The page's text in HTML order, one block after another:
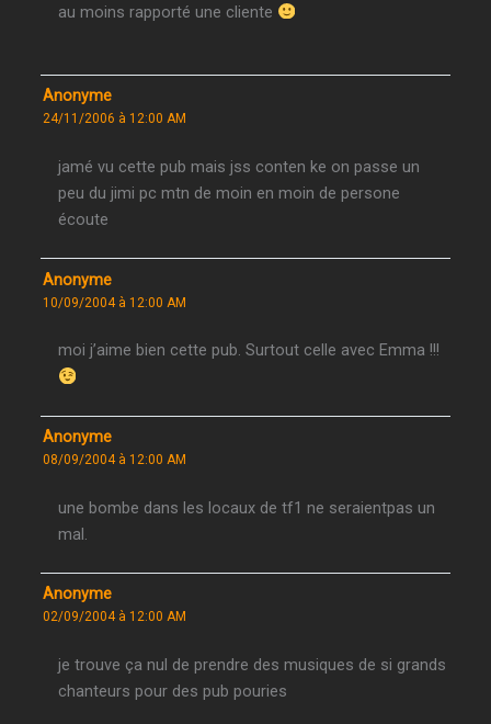
au moins rapporté une cliente
Anonyme
24/11/2006 à 12:00 AM
jamé vu cette pub mais jss conten ke on passe un
peu du jimi pc mtn de moin en moin de persone
écoute
Anonyme
10/09/2004 à 12:00 AM
moi j’aime bien cette pub. Surtout celle avec Emma !!!
Anonyme
08/09/2004 à 12:00 AM
une bombe dans les locaux de tf1 ne seraientpas un
mal.
Anonyme
02/09/2004 à 12:00 AM
je trouve ça nul de prendre des musiques de si grands
chanteurs pour des pub pouries